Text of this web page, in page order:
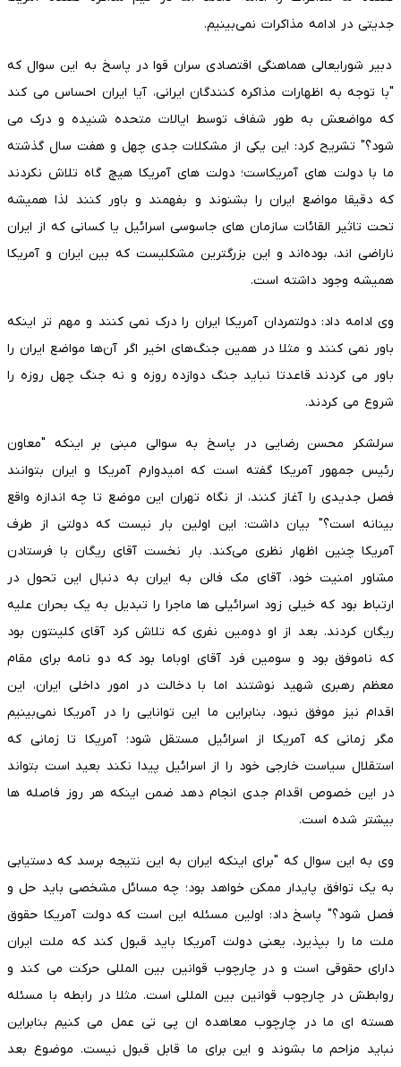
جدیتی در ادامه مذاکرات نمی‌بینیم.
دبیر شورایعالی هماهنگی اقتصادی سران قوا در پاسخ به این سوال که
"با توجه به اظهارات مذاکره کنندگان ایرانی، آیا ایران احساس می کند
که مواضعش به طور شفاف توسط ایالات متحده شنیده و درک می
شود؟" تشریح کرد: این یکی از مشکلات جدی چهل و هفت سال گذشته
ما با دولت های آمریکاست؛ دولت های آمریکا هیچ گاه تلاش نکردند
که دقیقا مواضع ایران را بشنوند و بفهمند و باور کنند لذا همیشه
تحت تاثیر القائات سازمان های جاسوسی اسرائیل یا کسانی که از ایران
ناراضی اند، بوده‌اند و این بزرگترین مشکلیست که بین ایران و آمریکا
همیشه وجود داشته است.
وی ادامه داد: دولتمردان آمریکا ایران را درک نمی کنند و مهم تر اینکه
باور نمی کنند و مثلا در همین جنگ‌های اخیر اگر آن‌ها مواضع ایران را
باور می کردند قاعدتا نباید جنگ دوازده روزه و نه جنگ چهل روزه را
شروع می کردند.
سرلشکر محسن رضایی در پاسخ به سوالی مبنی بر اینکه "معاون
رئیس جمهور آمریکا گفته است که امیدوارم آمریکا و ایران بتوانند
فصل جدیدی را آغاز کنند، از نگاه تهران این موضع تا چه اندازه واقع
بینانه است؟" بیان داشت: این اولین بار نیست که دولتی از طرف
آمریکا چنین اظهار نظری می‌کند. بار نخست آقای ریگان با فرستادن
مشاور امنیت خود، آقای مک فالن به ایران به دنبال این تحول در
ارتباط بود که خیلی زود اسرائیلی ها ماجرا را تبدیل به یک بحران علیه
ریگان کردند. بعد از او دومین نفری که تلاش کرد آقای کلینتون بود
که ناموفق بود و سومین فرد آقای اوباما بود که دو نامه برای مقام
معظم رهبری شهید نوشتند اما با دخالت در امور داخلی ایران، این
اقدام نیز موفق نبود، بنابراین ما این توانایی را در آمریکا نمی‌بینیم
مگر زمانی که آمریکا از اسرائیل مستقل شود؛ آمریکا تا زمانی که
استقلال سیاست خارجی خود را از اسرائیل پیدا نکند بعید است بتواند
در این خصوص اقدام جدی انجام دهد ضمن اینکه هر روز فاصله ها
بیشتر شده است.
وی به این سوال که "برای اینکه ایران به این نتیجه برسد که دستیابی
به یک توافق پایدار ممکن خواهد بود؛ چه مسائل مشخصی باید حل و
فصل شود؟" پاسخ داد: اولین مسئله این است که دولت آمریکا حقوق
ملت ما را بپذیرد، یعنی دولت آمریکا باید قبول کند که ملت ایران
دارای حقوقی است و در چارچوب قوانین بین المللی حرکت می کند و
روابطش در چارچوب قوانین بین المللی است. مثلا در رابطه با مسئله
هسته ای ما در چارچوب معاهده ان پی تی عمل می کنیم بنابراین
نباید مزاحم ما بشوند و این برای ما قابل قبول نیست. موضوع بعد